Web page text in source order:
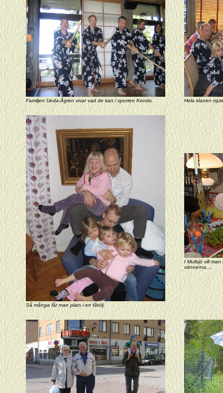
Familjen Ueda-Ågren visar vad de kan i sporten Kendo. Hela klanen
Så många får man plats i en fåtölj.
I Mullsjö vill
vännerna....